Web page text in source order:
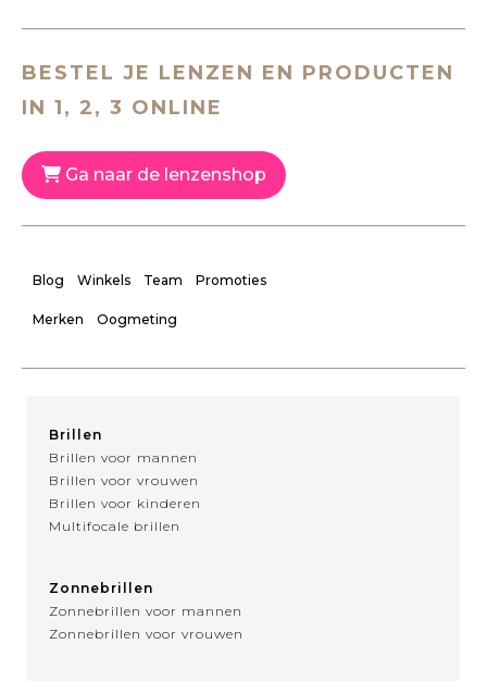
BESTEL JE LENZEN EN PRODUCTEN
IN 1, 2, 3 ONLINE
Ga naar de lenzenshop
Blog Winkels Team Promoties
Merken Oogmeting
Brillen
Brillen voor mannen
Brillen voor vrouwen
Brillen voor kinderen
Multifocale brillen
Zonnebrillen
Zonnebrillen voor mannen
Zonnebrillen voor vrouwen